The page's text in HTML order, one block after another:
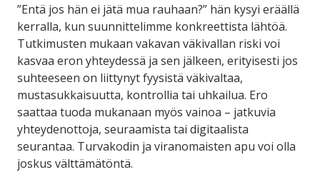
”Entä jos hän ei jätä mua rauhaan?” hän kysyi eräällä
kerralla, kun suunnittelimme konkreettista lähtöä.
Tutkimusten mukaan vakavan väkivallan riski voi
kasvaa eron yhteydessä ja sen jälkeen, erityisesti jos
suhteeseen on liittynyt fyysistä väkivaltaa,
mustasukkaisuutta, kontrollia tai uhkailua. Ero
saattaa tuoda mukanaan myös vainoa – jatkuvia
yhteydenottoja, seuraamista tai digitaalista
seurantaa. Turvakodin ja viranomaisten apu voi olla
joskus välttämätöntä.